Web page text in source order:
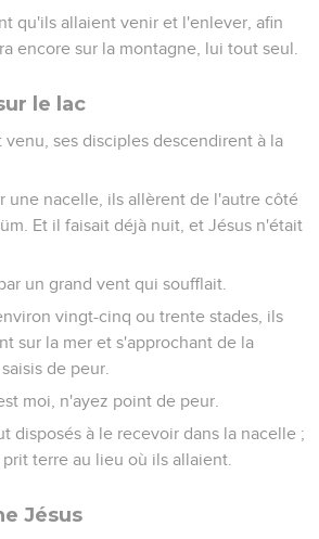
qu'ils allaient venir et l'enlever, afin
encore sur la montagne, lui tout seul.
le lac
venu, ses disciples descendirent à la
une nacelle, ils allèrent de l'autre côté
Et il faisait déjà nuit, et Jésus n'était
un grand vent qui soufflait.
vingt-cinq ou trente stades, ils
sur la mer et s'approchant de la
de peur.
moi, n'ayez point de peur.
disposés à le recevoir dans la nacelle ;
terre au lieu où ils allaient.
Jésus